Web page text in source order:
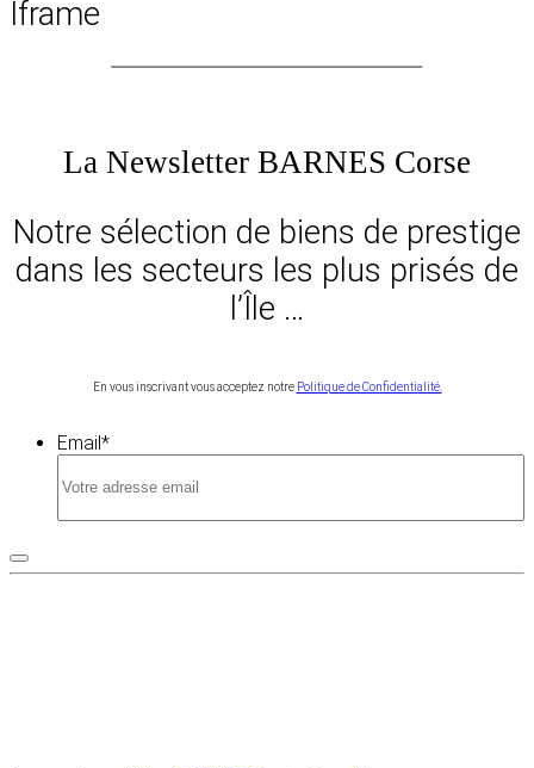
Iframe
La Newsletter BARNES Corse
Notre sélection de biens de prestige
dans les secteurs les plus prisés de
l’Île …
En vous inscrivant vous acceptez notre Politique de Confidentialité.
Email*